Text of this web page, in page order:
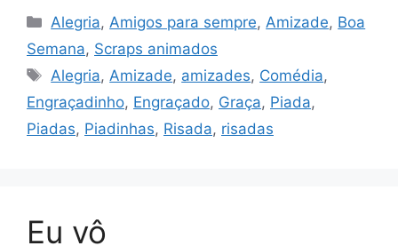
Categorias
Alegria,Amigos para sempre,Amizade, Boa
Semana, Scraps animados
Tags
Alegria,Amizade, amizades, Comédia,
Engraçadinho, Engraçado, Graça, Piada,
Piadas, Piadinhas, Risada, risadas
Eu vô